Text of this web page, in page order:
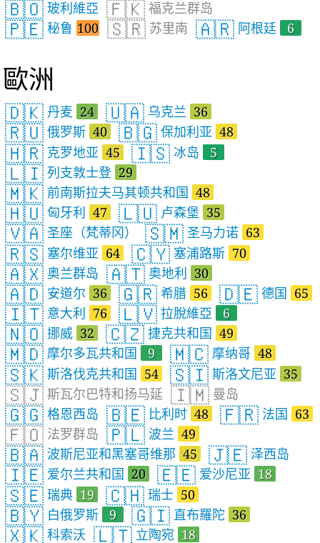
🇧🇴 玻利維亞 🇫🇰 福克兰群岛
🇵🇪 秘鲁 100 🇸🇷 苏里南 🇦🇷 阿根廷 6
歐洲
🇩🇰 丹麦 24 🇺🇦 乌克兰 36
🇷🇺 俄罗斯 40 🇧🇬 保加利亚 48
🇭🇷 克罗地亚 45 🇮🇸 冰岛 5
🇱🇮 列支敦士登 29
🇲🇰 前南斯拉夫马其顿共和国 48
🇭🇺 匈牙利 47 🇱🇺 卢森堡 35
🇻🇦 圣座（梵蒂冈） 🇸🇲 圣马力诺 63
🇷🇸 塞尔维亚 64 🇨🇾 塞浦路斯 70
🇦🇽 奥兰群岛 🇦🇹 奥地利 30
🇦🇩 安道尔 36 🇬🇷 希腊 56 🇩🇪 德国 65
🇮🇹 意大利 76 🇱🇻 拉脫維亞 6
🇳🇴 挪威 32 🇨🇿 捷克共和国 49
🇲🇩 摩尔多瓦共和国 9 🇲🇨 摩纳哥 48
🇸🇰 斯洛伐克共和国 54 🇸🇮 斯洛文尼亚 35
🇸🇯 斯瓦尔巴特和扬马延 🇮🇲 曼岛
🇬🇬 格恩西岛 🇧🇪 比利时 48 🇫🇷 法国 63
🇫🇴 法罗群岛 🇵🇱 波兰 49
🇧🇦 波斯尼亚和黑塞哥维那 45 🇯🇪 泽西岛
🇮🇪 爱尔兰共和国 20 🇪🇪 爱沙尼亚 18
🇸🇪 瑞典 19 🇨🇭 瑞士 50
🇧🇾 白俄罗斯 9 🇬🇮 直布羅陀 36
🇽🇰 科索沃 🇱🇹 立陶宛 18